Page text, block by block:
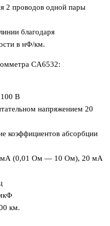
2 проводов одной пары
благодаря
в нФ/км.
CA6532:
В
напряжением 20
коэффициентов абсорбции
мА (0,01 Ом — 10 Ом), 20 мА
км.